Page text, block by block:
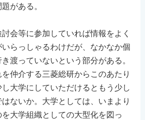
がある。
会等に参加していれば情報をよく
らっしゃるわけだが、なかなか個
渡っていないという部分がある。
仲介する三菱総研からこのあたり
大学にしていただけるともう少し
ないか。大学としては、いまより
大学組織としての大型化を図っ